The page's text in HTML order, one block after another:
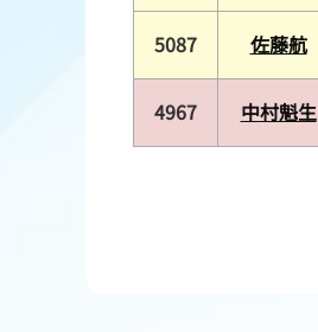
5087 佐藤航
4967 中村魁生